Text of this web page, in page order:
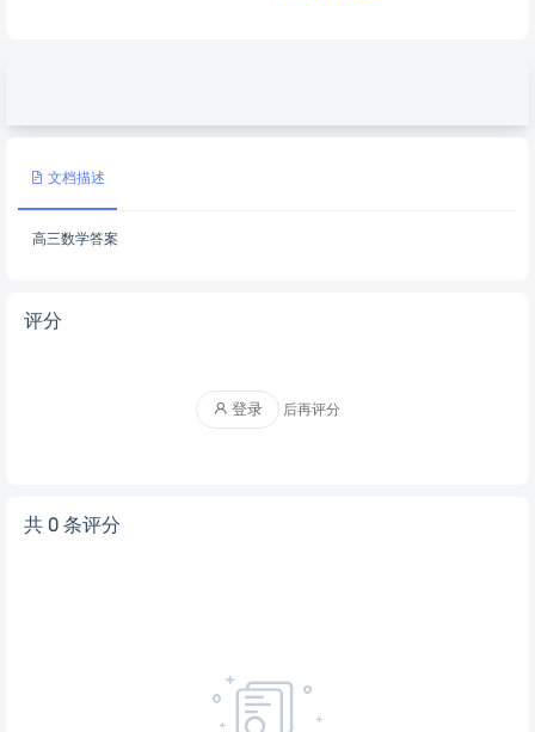
文档描述
高三数学答案
评分
登录 后再评分
共 0 条评分